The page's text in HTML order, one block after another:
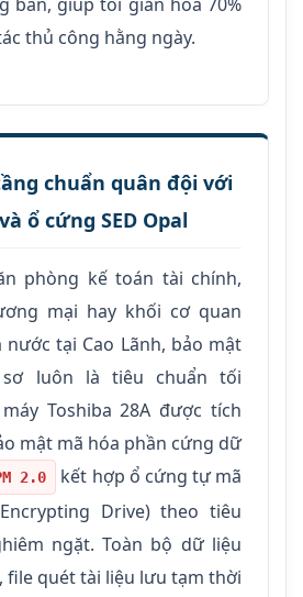
thủ công hằng ngày.
chuẩn quân đội với
ổ cứng SED Opal
phòng kế toán tài chính,
mại hay khối cơ quan
tại Cao Lãnh, bảo mật
luôn là tiêu chuẩn tối
Toshiba 28A được tích
mật mã hóa phần cứng dữ
2.0
kết hợp ổ cứng tự mã
Drive) theo tiêu
ngặt. Toàn bộ dữ liệu
file quét tài liệu lưu tạm thời